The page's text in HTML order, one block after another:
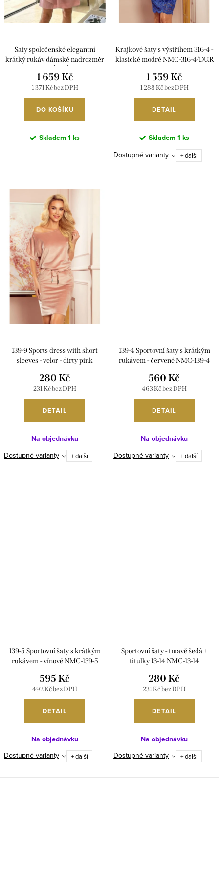
t
ů
k
t
Šaty společenské elegantní
krátký rukáv dámské nadrozměr
PMLBT26004/DR 42 růžová
1 371 Kč bez DPH
1 659 Kč
DO KOŠÍKU
Skladem 1 ks
Krajkové šaty s výstřihem 316-4 -
klasické modré NMC-316-4/DUR
1 288 Kč bez DPH
1 559 Kč
DETAIL
Skladem 1 ks
Dostupné varianty + další
139-9 Sports dress with short
sleeves - velor - dirty pink
231 Kč bez DPH
280 Kč
DETAIL
Na objednávku
Dostupné varianty + další
139-4 Sportovní šaty s krátkým
rukávem - červené NMC-139-4
463 Kč bez DPH
560 Kč
DETAIL
Na objednávku
Dostupné varianty + další
139-5 Sportovní šaty s krátkým
rukávem - vínové NMC-139-5
492 Kč bez DPH
595 Kč
DETAIL
Na objednávku
Dostupné varianty + další
Sportovní šaty - tmavě šedá +
titulky 13-14 NMC-13-14
231 Kč bez DPH
280 Kč
DETAIL
Na objednávku
Dostupné varianty + další